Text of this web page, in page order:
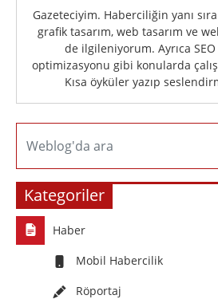
Gazeteciyim. Haberciliğin yanı
grafik tasarım, web tasarım ve
de ilgileniyorum. Ayrıca
optimizasyonu gibi konularda
Kısa öyküler yazıp
Weblog'da ara
Kategoriler
Haber
Mobil Habercilik
Röportaj